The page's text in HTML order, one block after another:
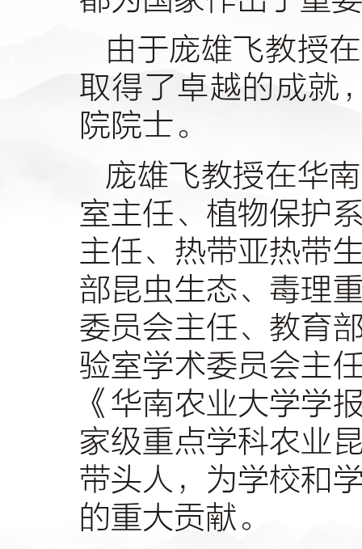
由于庞雄飞教授
取得了卓越的成就
院院士。
庞雄飞教授在华
室主任、植物保护
主任、热带亚热带
部昆虫生态、毒理
委员会主任、教育
验室学术委员会主
《华南农业大学学
家级重点学科农业
带头人，为学校和
的重大贡献。